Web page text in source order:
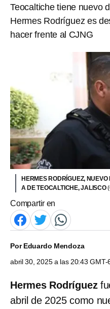
Teocaltiche tiene nuevo
Hermes Rodríguez es
hacer frente al CJNG
HERMES RODRÍGUEZ,
A DE TEOCALTICHE, JALISCO
Compartir en
PorEduardo Mendoza
abril 30, 2025 a las 20:43 GMT-
Hermes Rodríguez
abril de 2025 como